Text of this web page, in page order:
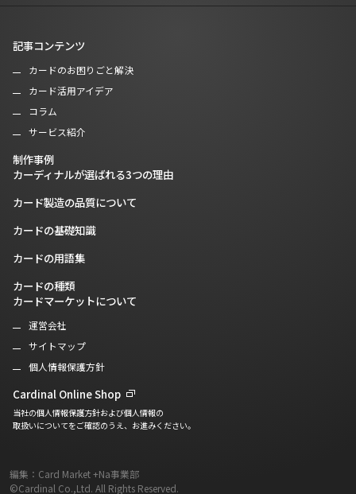
記事コンテンツ
カードのお困りごと解決
カード活用アイデア
コラム
サービス紹介
制作事例
カーディナルが選ばれる3つの理由
カード製造の品質について
カードの基礎知識
カードの用語集
カードの種類
カードマーケットについて
運営会社
サイトマップ
個人情報保護方針
Cardinal Online Shop
当社の個人情報保護方針および個人情報の
取扱いについてをご確認のうえ、お進みください。
編集：Card Market +Na事業部
©Cardinal Co.,Ltd. All Rights Reserved.